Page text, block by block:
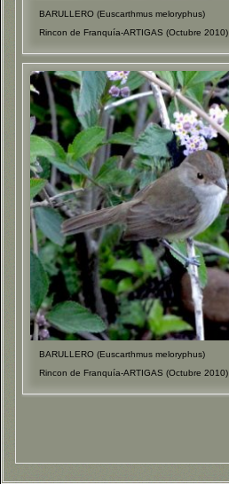
BARULLERO (Euscarthmus meloryphus)
Rincon de Franquía-ARTIGAS (Octubre 2010)
BARULLERO (Euscarthmus meloryphus)
Rincon de Franquía-ARTIGAS (Octubre 2010)